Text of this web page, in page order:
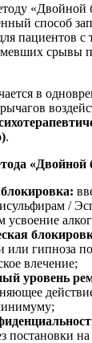
«Двойной
способ
пациентов
срывы
в
.
«Двойной
/
или гипноза
влечение;
уровень
постановки на